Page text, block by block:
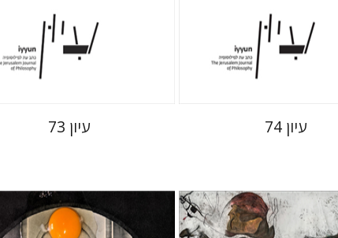
הנחת אתר ספר מודפס
$31
$28
עיון 74
הנחת אתר ספר מודפס
$31
$28
עיון 73